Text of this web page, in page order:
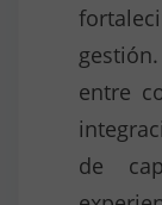
entre
de